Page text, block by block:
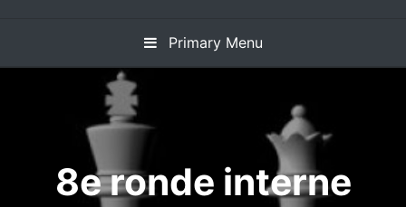
Primary Menu
8e ronde interne